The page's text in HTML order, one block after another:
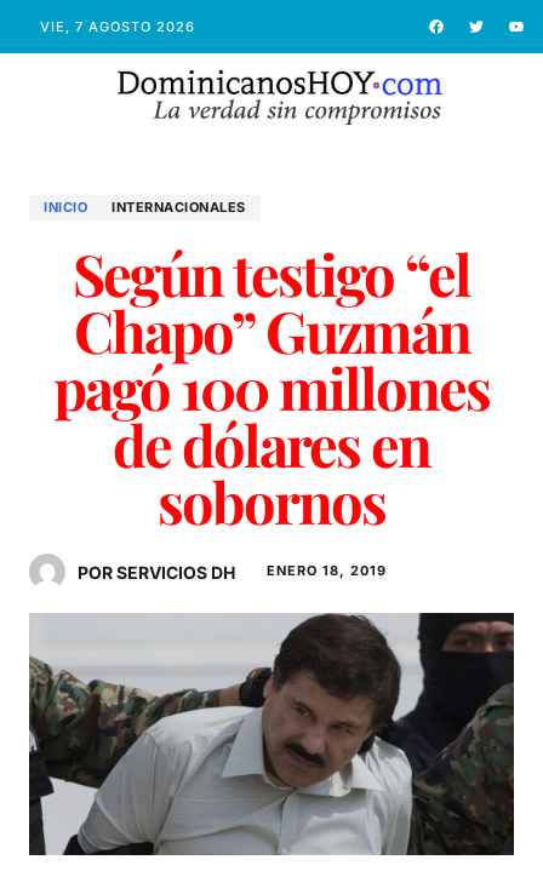
VIE, 7 AGOSTO 2026
INICIO INTERNACIONALES
Según testigo “el
Chapo” Guzmán
pagó 100 millones
de dólares en
sobornos
POR SERVICIOS DH ENERO 18, 2019